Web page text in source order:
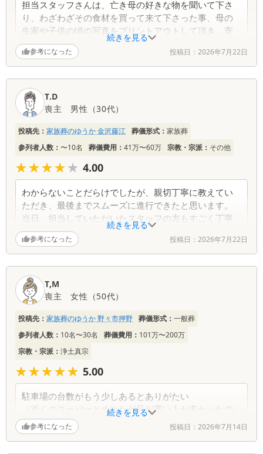
続きを見る
担当スタッフさんは、亡き母の好きな物を聞いて下さ
り、わざわざその食材を買って来て下さった事、母の
生家や子供の頃の写真をプリントアウトして頂き、寄
せ紙の準備をして下さる等、心のこもった対応をして
下さりありがとうございました。式当日は別のスタッ
フさんに優しく対応して下さり、火葬中、待機所で立
って待ってらっしゃったので感銘しました。ありがと
うございます。
参考になった 投稿日： 2026年7月22日
続きを見る
T.D
喪主
男性 （30代）
投稿先： 家族葬のゆうか 金沢藤江 葬儀形式： 家族葬
参列者人数： 〜10名 葬儀費用： 41万〜60万 宗教・宗派： その他
★★★★★
★★★★★ 4.00
わからないことだらけでしたが、親切丁寧に教えてい
ただき、最後までスムーズに進行できたと思います。
当日、担当していただいたスタッフの方もすごく丁寧
な対応をしていただき助かりました。ありがとうござ
いました。
参考になった 投稿日： 2026年7月22日
続きを見る
T,M
喪主
女性 （50代）
投稿先： 家族葬のゆうか 野々市押野 葬儀形式： 一般葬
参列者人数： 10名〜30名 葬儀費用： 101万〜200万
宗教・宗派： 浄土真宗
★★★★★
★★★★★ 5.00
駐車場の台数がもう少しあるとありがたい
（近くのスーパーとめれたが足が悪い人が多かったの
で）
メイク担当の方が丁寧にして頂けて良かった。
参考になった 投稿日： 2026年7月14日